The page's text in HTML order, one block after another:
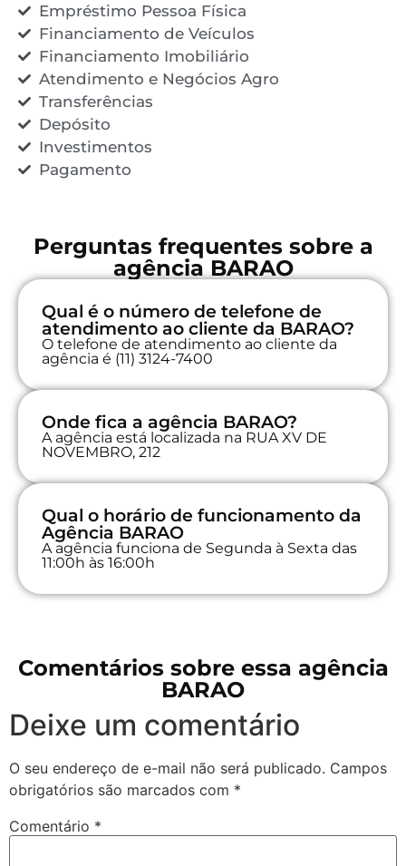
Empréstimo Pessoa Física
Financiamento de Veículos
Financiamento Imobiliário
Atendimento e Negócios Agro
Transferências
Depósito
Investimentos
Pagamento
Perguntas frequentes sobre a
agência BARAO
Qual é o número de telefone de
atendimento ao cliente da BARAO?
O telefone de atendimento ao cliente da
agência é (11) 3124-7400
Onde fica a agência BARAO?
A agência está localizada na RUA XV DE
NOVEMBRO, 212
Qual o horário de funcionamento da
Agência BARAO
A agência funciona de Segunda à Sexta das
11:00h às 16:00h
Comentários sobre essa agência
BARAO
Deixe um comentário
O seu endereço de e-mail não será publicado. Campos
obrigatórios são marcados com *
Comentário *